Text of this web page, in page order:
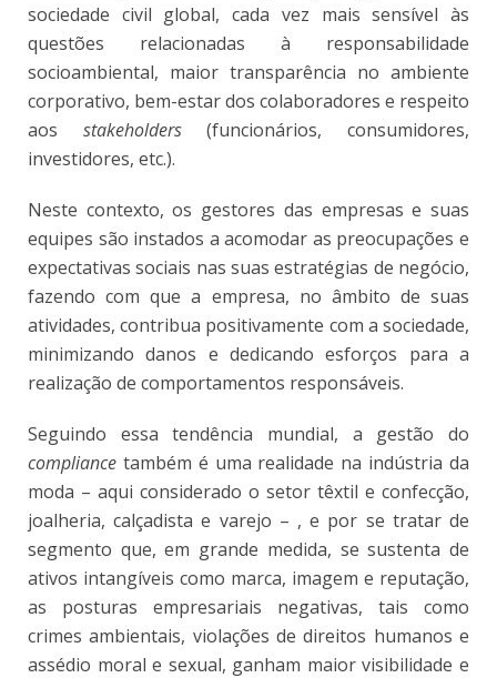
sociedade civil global, cada vez mais sensível às
questões relacionadas à responsabilidade
socioambiental, maior transparência no ambiente
corporativo, bem-estar dos colaboradores e respeito
aos stakeholders(funcionários, consumidores,
investidores, etc.).
Neste contexto, os gestores das empresas e suas
equipes são instados a acomodar as preocupações e
expectativas sociais nas suas estratégias de negócio,
fazendo com que a empresa, no âmbito de suas
atividades, contribua positivamente com a sociedade,
minimizando danos e dedicando esforços para a
realização de comportamentos responsáveis.
Seguindo essa tendência mundial, a gestão do
compliance também é uma realidade na indústria da
moda – aqui considerado o setor têxtil e confecção,
joalheria, calçadista e varejo – , e por se tratar de
segmento que, em grande medida, se sustenta de
ativos intangíveis como marca, imagem e reputação,
as posturas empresariais negativas, tais como
crimes ambientais, violações de direitos humanos e
assédio moral e sexual, ganham maior visibilidade e